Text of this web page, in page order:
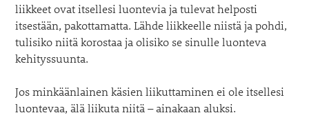
liikkeet ovat itsellesi luontevia ja tulevat helposti
itsestään, pakottamatta. Lähde liikkeelle niistä ja pohdi,
tulisiko niitä korostaa ja olisiko se sinulle luonteva
kehityssuunta.
Jos minkäänlainen käsien liikuttaminen ei ole itsellesi
luontevaa, älä liikuta niitä – ainakaan aluksi.